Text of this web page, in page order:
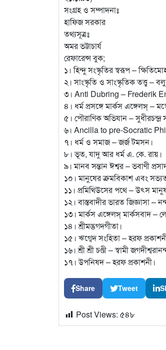
সংগ্রহ ও সম্পাদনাঃ
হাফিজ সরকার
তথ্যসূত্রঃ
অমর ভট্টাচার্য
রেফারেন্স বুক;
১। হিন্দু সংস্কৃতির স্বরূপ –
২। সাংস্কৃতি ও সাংস্কৃতিক তত্ত্ব –
৩। Anti Dubring – Frederik
৪। ধর্ম প্রসঙ্গে মার্কস এঙ্গেলস্ –
৫। পৌরাণিক অভিযান – সুধীরচন্দ্র
৬। Ancilla to pre-Socratic
৭। ধর্ম ও সমাজ – জর্জ টমসন।
৮। ভূত, যাদু আর ধর্ম এ. কে. রায়।
৯। মানব সন্তান ঈশ্বর – ভবাণী
১০। মানুষের ক্রমবিকাশ এবং
১১। প্রমিথিউসের পথে – উৎস
১২। বাস্তবাদীর ভারত জিজ্ঞাসা –
১৩। মার্কস এঙ্গেলস্ মার্কসবাদ –
১৪। শ্রীমদ্ভগদগীতা।
১৫। ঋগ্বেদ সংহিতা – হরফ
১৬। শ্রী শ্রী চণ্ডী – স্বামী
১৭। উপনিষদ – হরফ প্রকাশনী।
Share Tweet
Post Views: ৫৪৮